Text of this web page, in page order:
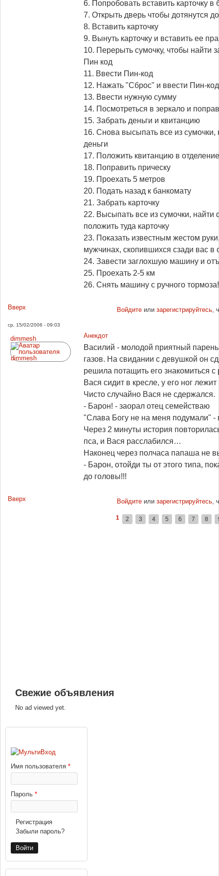
6. Попробовать вставить карточку в
7. Открыть дверь чтобы дотянутся
8. Вставить карточку
9. Вынуть карточку и вставить ее
10. Перерыть сумочку, чтобы найти
Пин код
11. Ввести Пин-код
12. Нажать "Сброс" и ввести Пин-
13. Ввести нужную сумму
14. Посмотреться в зеркало и
15. Забрать деньги и квитанцию
16. Снова высыпать все из сумочки,
деньги
17. Положить квитанцию в
18. Поправить прическу
19. Проехать 5 метров
20. Подать назад к банкомату
21. Забрать карточку
22. Высыпать все из сумочки, найти
положить туда карточку
23. Показать известным жестом
мужчинах, скопившихся сзади вас в
24. Завести заглохшую машину и
25. Проехать 2-5 км
26. Снять машину с ручного
Вверх Войдитеили зарегистрируйтесь,
ср, 15/02/2006 - 09:03
dimmesh Анекдот
Василий - молодой приятный
газов. На свидании с девушкой он
решила потащить его знакомиться с
Вася сидит в кресле, у его ног
Чисто случайно Вася не сдержался.
- Барон! - заорал отец семействаю
"Слава Богу не на меня подумали" -
Через 2 минуты история
пса, и Вася расслабился…
Наконец через полчаса папаша не
- Барон, отойди ты от этого типа,
до головы!!!
Вверх Войдитеили зарегистрируйтесь,
1 2 3 4 5 6 7 8
Свежие объявления
No ad viewed yet.
Имя пользователя *
Пароль *
Регистрация
Забыли пароль?